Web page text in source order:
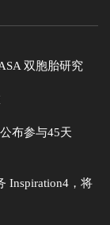
双胞胎研究
布参与45天
Inspiration4，将